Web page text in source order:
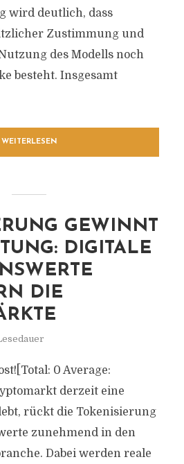
wird deutlich, dass
Zustimmung und
des Modells noch
besteht. Insgesamt
WEITERLESEN
GEWINNT
DIGITALE
DIE
0 Average:
derzeit eine
rückt die Tokenisierung
zunehmend in den
Dabei werden reale